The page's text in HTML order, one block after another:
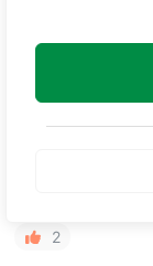
Die Brötchen
Mal habe ich
mal habe ich
2